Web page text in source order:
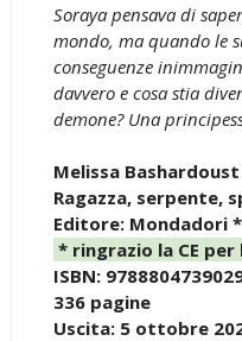
Soraya pensava di
mondo, ma quando le
conseguenze
davvero e cosa stia
demone? Una
Melissa Bashardoust
Ragazza, serpente,
Editore: Mondadori *
* ringrazio la CE
ISBN:
336 pagine
Uscita: 5 ottobre